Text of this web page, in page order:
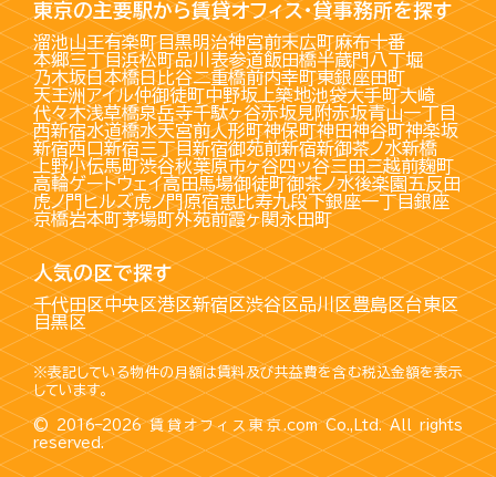
東京の主要駅から賃貸オフィス・貸事務所を探す
溜池山王有楽町目黒明治神宮前末広町麻布十番
本郷三丁目浜松町品川 表参道飯田橋半蔵門八丁堀
乃木坂日本橋日比谷二重橋前内幸町東銀座田町
天王洲アイル仲御徒町中野坂上築地池袋大手町大崎
代々木浅草橋泉岳寺千駄ヶ谷赤坂見附赤坂青山一丁目
西新宿水道橋水天宮前人形町神保町神田神谷町神楽坂
新宿西口新宿三丁目新宿御苑前新宿新御茶ノ水新橋
上野小伝馬町渋谷秋葉原市ヶ谷四ッ谷三田三越前麹町
高輪ゲートウェイ高田馬場御徒町御茶ノ水後楽園五反田
虎ノ門ヒルズ虎ノ門原宿恵比寿九段下銀座一丁目銀座
京橋岩本町茅場町外苑前霞ヶ関永田町
人気の区で探す
千代田区中央区港区新宿区渋谷区品川区豊島区台東区
目黒区
※表記している物件の月額は賃料及び共益費を含む税込金額を表示
しています。
© 2016–2026賃貸オフィス東京.comCo.,Ltd. All rights
reserved.